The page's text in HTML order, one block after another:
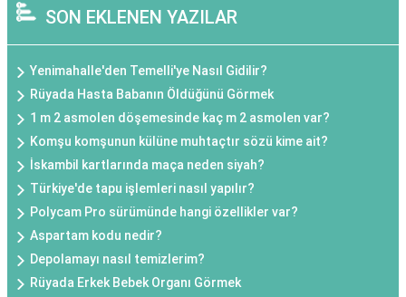
SON EKLENEN YAZILAR
Yenimahalle'den Temelli'ye Nasıl Gidilir?
Rüyada Hasta Babanın Öldüğünü Görmek
1 m 2 asmolen döşemesinde kaç m 2 asmolen var?
Komşu komşunun külüne muhtaçtır sözü kime ait?
İskambil kartlarında maça neden siyah?
Türkiye'de tapu işlemleri nasıl yapılır?
Polycam Pro sürümünde hangi özellikler var?
Aspartam kodu nedir?
Depolamayı nasıl temizlerim?
Rüyada Erkek Bebek Organı Görmek